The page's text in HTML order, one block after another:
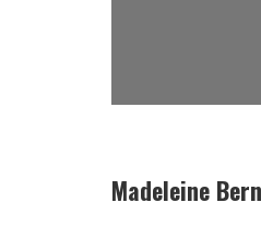
Madeleine